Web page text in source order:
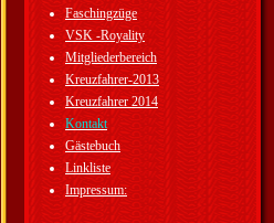
Faschingzüge
VSK -Royality
Mitgliederbereich
Kreuzfahrer-2013
Kreuzfahrer 2014
Kontakt
Gästebuch
Linkliste
Impressum: